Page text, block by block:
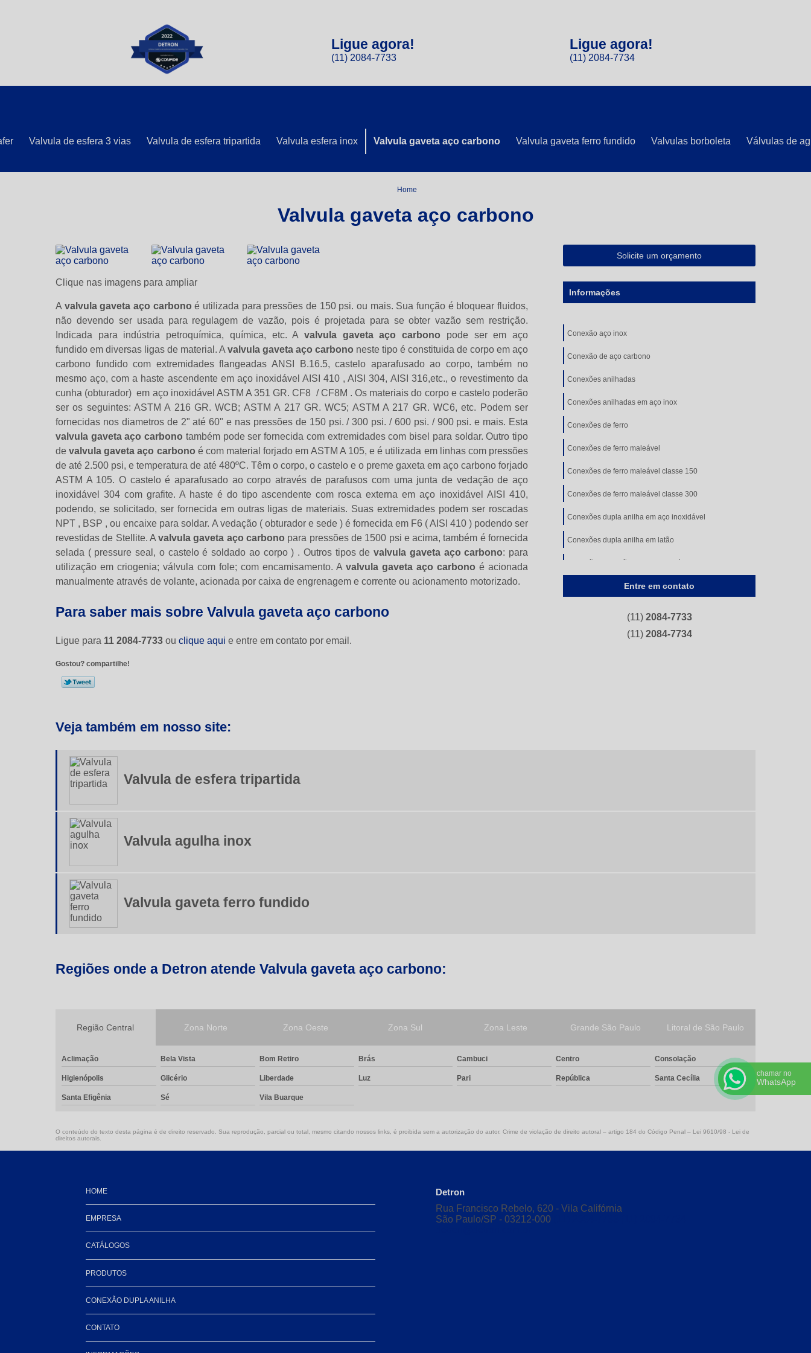
Ligue agora!
(11) 2084-7733
Ligue agora!
(11) 2084-7734
Valvula de esfera 3 vias Valvula de esfera tripartida Valvula esfera inox Valvula gaveta aço carbono Valvula gaveta ferro fundido Valvulas borboleta Válvulas de
Home
Valvula gaveta aço carbono
Clique nas imagens para ampliar
A valvula gaveta aço carbono é utilizada para pressões de 150 psi. ou mais. Sua função é bloquear fluidos,
não devendo ser usada para regulagem de vazão, pois é projetada para se obter vazão sem restrição.
Indicada para indústria petroquímica, química, etc. A valvula gaveta aço carbono pode ser em aço
fundido em diversas ligas de material. A valvula gaveta aço carbono neste tipo é constituida de corpo em aço
carbono fundido com extremidades flangeadas ANSI B.16.5, castelo aparafusado ao corpo, também no
mesmo aço, com a haste ascendente em aço inoxidável AISI 410 , AISI 304, AISI 316,etc., o revestimento da
cunha (obturador) em aço inoxidável ASTM A 351 GR. CF8 / CF8M . Os materiais do corpo e castelo poderão
ser os seguintes: ASTM A 216 GR. WCB; ASTM A 217 GR. WC5; ASTM A 217 GR. WC6, etc. Podem ser
fornecidas nos diametros de 2" até 60" e nas pressões de 150 psi. / 300 psi. / 600 psi. / 900 psi. e mais. Esta
valvula gaveta aço carbono também pode ser fornecida com extremidades com bisel para soldar. Outro tipo
devalvula gaveta aço carbono é com material forjado em ASTM A 105, e é utilizada em linhas com pressões
de até 2.500 psi, e temperatura de até 480ºC. Têm o corpo, o castelo e o preme gaxeta em aço carbono forjado
ASTM A 105. O castelo é aparafusado ao corpo através de parafusos com uma junta de vedação de aço
inoxidável 304 com grafite. A haste é do tipo ascendente com rosca externa em aço inoxidável AISI 410,
podendo, se solicitado, ser fornecida em outras ligas de materiais. Suas extremidades podem ser roscadas
NPT , BSP , ou encaixe para soldar. A vedação ( obturador e sede ) é fornecida em F6 ( AISI 410 ) podendo ser
revestidas de Stellite. Avalvula gaveta aço carbono para pressões de 1500 psi e acima, também é fornecida
selada ( pressure seal, o castelo é soldado ao corpo ) . Outros tipos devalvula gaveta aço carbono: para
utilização em criogenia; válvula com fole; com encamisamento. A valvula gaveta aço carbono é acionada
manualmente através de volante, acionada por caixa de engrenagem e corrente ou acionamento motorizado.
Para saber mais sobre Valvula gaveta aço carbono
Ligue para 11 2084-7733 ou clique aqui e entre em contato por email.
Gostou? compartilhe!
Solicite um orçamento
Informações
Conexão aço inox
Conexão de aço carbono
Conexões anilhadas
Conexões anilhadas em aço inox
Conexões de ferro
Conexões de ferro maleável
Conexões de ferro maleável classe 150
Conexões de ferro maleável classe 300
Conexões dupla anilha em aço inoxidável
Conexões dupla anilha em latão
Conexões flangeadas
Conexões simples anilha
Valvulas borboleta
Válvulas de agulha
Válvulas guilhotina
Manifold para instrumentação
Entre em contato
(11) 2084-7733
(11) 2084-7734
Veja também em nosso site:
Valvula de esfera tripartida
Valvula agulha inox
Valvula gaveta ferro fundido
Regiões onde a Detron atende Valvula gaveta aço carbono:
Região Central Zona Norte Zona Oeste Zona Sul Zona Leste Grande São Paulo Litoral de São Paulo
Aclimação Bela Vista Bom Retiro Brás Cambuci Centro Consolação
Higienópolis Glicério Liberdade Luz Pari República Santa Cecília
Santa Efigênia Sé Vila Buarque
O conteúdo do texto desta página é de direito reservado. Sua reprodução, parcial ou total, mesmo citando nossos links, é proibida sem a autorização do autor. Crime de violação de direito autoral – artigo 184 do Código Penal – Lei 9610/98 - Lei de
direitos autorais
HOME
EMPRESA
CATÁLOGOS
PRODUTOS
CONEXÃO DUPLA ANILHA
CONTATO
Detron
Rua Francisco Rebelo, 620 - Vila Califórnia
São Paulo/SP - 03212-000
chamar no
WhatsApp